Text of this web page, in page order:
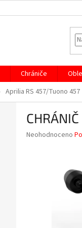
Chrániče
Aprilia RS 457/Tuono 457
Průměrné
Neohodnoceno